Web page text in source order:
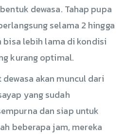
dewasa. Tahap pupa
selama 2 hingga
bisa lebih lama di kondisi
kurang optimal.
dewasa akan muncul dari
yang sudah
dan siap untuk
beberapa jam, mereka